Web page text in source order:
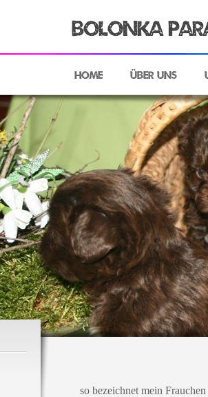
Bolonka
Home Über uns
so bezeichnet mein